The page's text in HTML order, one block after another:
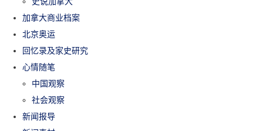
加拿大商业档案
北京奥运
回忆录及家史研究
心情随笔
中国观察
社会观察
新闻报导